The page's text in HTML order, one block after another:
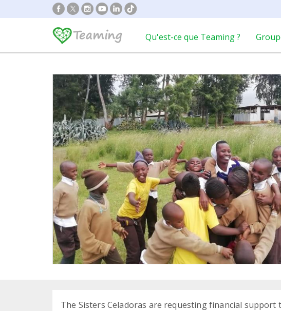
Qu'est-ce que Teaming ?
The Sisters Celadoras are requesting financial